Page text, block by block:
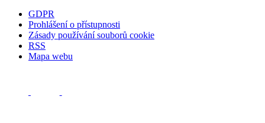
GDPR
Prohlášení o přístupnosti
Zásady používání souborů cookie
RSS
Mapa webu